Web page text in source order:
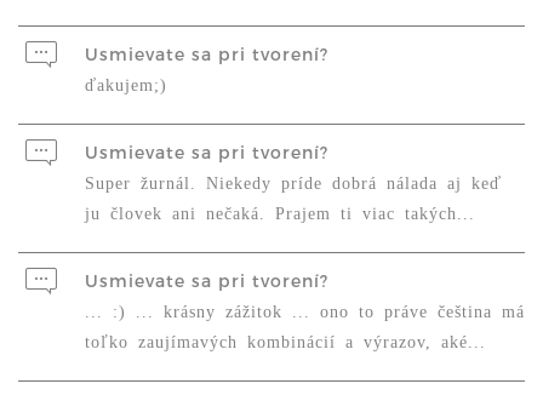
Usmievate sa pri tvorení?
ďakujem;)
Usmievate sa pri tvorení?
Super žurnál. Niekedy príde dobrá nálada aj keď
ju človek ani nečaká. Prajem ti viac takých...
Usmievate sa pri tvorení?
... :) ... krásny zážitok ... ono to práve čeština má
toľko zaujímavých kombinácií a výrazov, aké...